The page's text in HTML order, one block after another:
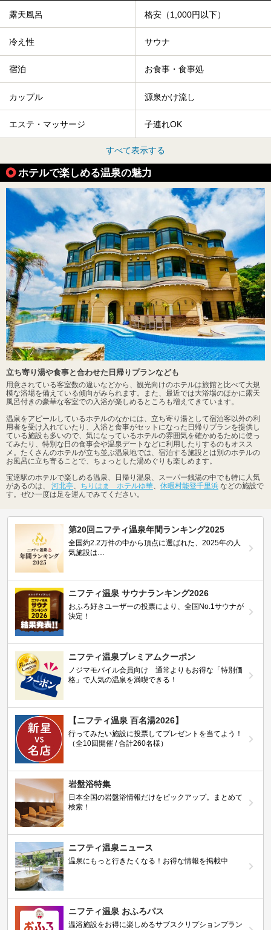
露天風呂 格安（1,000円以下）
冷え性 サウナ
宿泊 お食事・食事処
カップル 源泉かけ流し
エステ・マッサージ 子連れOK
すべて表示する
ホテルで楽しめる温泉の魅力
立ち寄り湯や食事と合わせた日帰りプランなども
用意されている客室数の違いなどから、観光向けのホテルは旅館と比べて大規
模な浴場を備えている傾向がみられます。また、最近では大浴場のほかに露天
風呂付きの豪華な客室での入浴が楽しめるところも増えてきています。
温泉をアピールしているホテルのなかには、立ち寄り湯として宿泊客以外の利
用者を受け入れていたり、入浴と食事がセットになった日帰りプランを提供し
ている施設も多いので、気になっているホテルの雰囲気を確かめるために使っ
てみたり、特別な日の食事会や温泉デートなどに利用したりするのもオスス
メ。たくさんのホテルが立ち並ぶ温泉地では、宿泊する施設とは別のホテルの
お風呂に立ち寄ることで、ちょっとした湯めぐりも楽しめます。
宝達駅のホテルで楽しめる温泉、日帰り温泉、スーパー銭湯の中でも特に人気
があるのは、 河北亭 ちりはま ホテルゆ華 休暇村能登千里浜 などの施設で
す。ぜひ一度は足を運んでみてください。
第20回ニフティ温泉年間ランキング2025
全国約2.2万件の中から頂点に選ばれた、2025年の人
気施設は…
ニフティ温泉 サウナランキング2026
おふろ好きユーザーの投票により、全国No.1サウナが
決定！
ニフティ温泉プレミアムクーポン
ノジマモバイル会員向け 通常よりもお得な「特別価
格」で人気の温泉を満喫できる！
【ニフティ温泉 百名湯2026】
行ってみたい施設に投票してプレゼントを当てよう！
（全10回開催 / 合計260名様）
岩盤浴特集
日本全国の岩盤浴情報だけをピックアップ。まとめて
検索！
ニフティ温泉ニュース
温泉にもっと行きたくなる！お得な情報を掲載中
ニフティ温泉 おふろパス
温浴施設をお得に楽しめるサブスクリプションプラン